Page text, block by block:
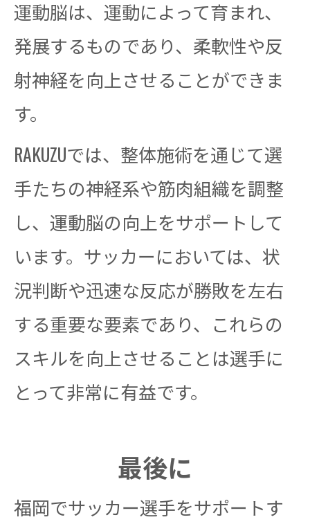
運動脳は、運動によって育まれ、
発展するものであり、柔軟性や反
射神経を向上させることができま
す。
RAKUZUでは、整体施術を通じて選
手たちの神経系や筋肉組織を調整
し、運動脳の向上をサポートして
います。サッカーにおいては、状
況判断や迅速な反応が勝敗を左右
する重要な要素であり、これらの
スキルを向上させることは選手に
とって非常に有益です。
最後に
福岡でサッカー選手をサポートす